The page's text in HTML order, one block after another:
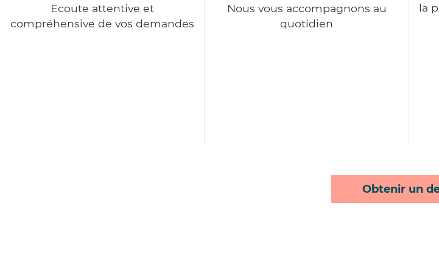
Ecoute attentive et
compréhensive de vos demandes
Nous vous accompagnons au
quotidien
la
Obtenir un